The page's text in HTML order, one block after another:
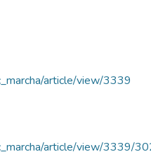
article/view/3339
article/view/3339/